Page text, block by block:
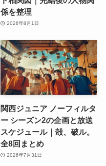
係を整理
2026年8月1日
関西ジュニア ノーフィルタ
ー シーズン2の企画と放送
スケジュール｜殻、破ル。
全8回まとめ
2026年7月31日